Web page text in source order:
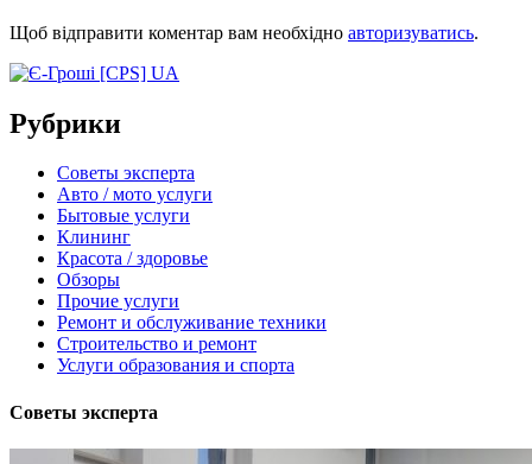
Щоб відправити коментар вам необхідно авторизуватись.
Рубрики
Советы эксперта
Авто / мото услуги
Бытовые услуги
Клининг
Красота / здоровье
Обзоры
Прочие услуги
Ремонт и обслуживание техники
Строительство и ремонт
Услуги образования и спорта
Советы эксперта